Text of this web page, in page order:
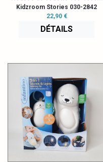
Kidzroom Stories 030-2842
22,90 €
DÉTAILS